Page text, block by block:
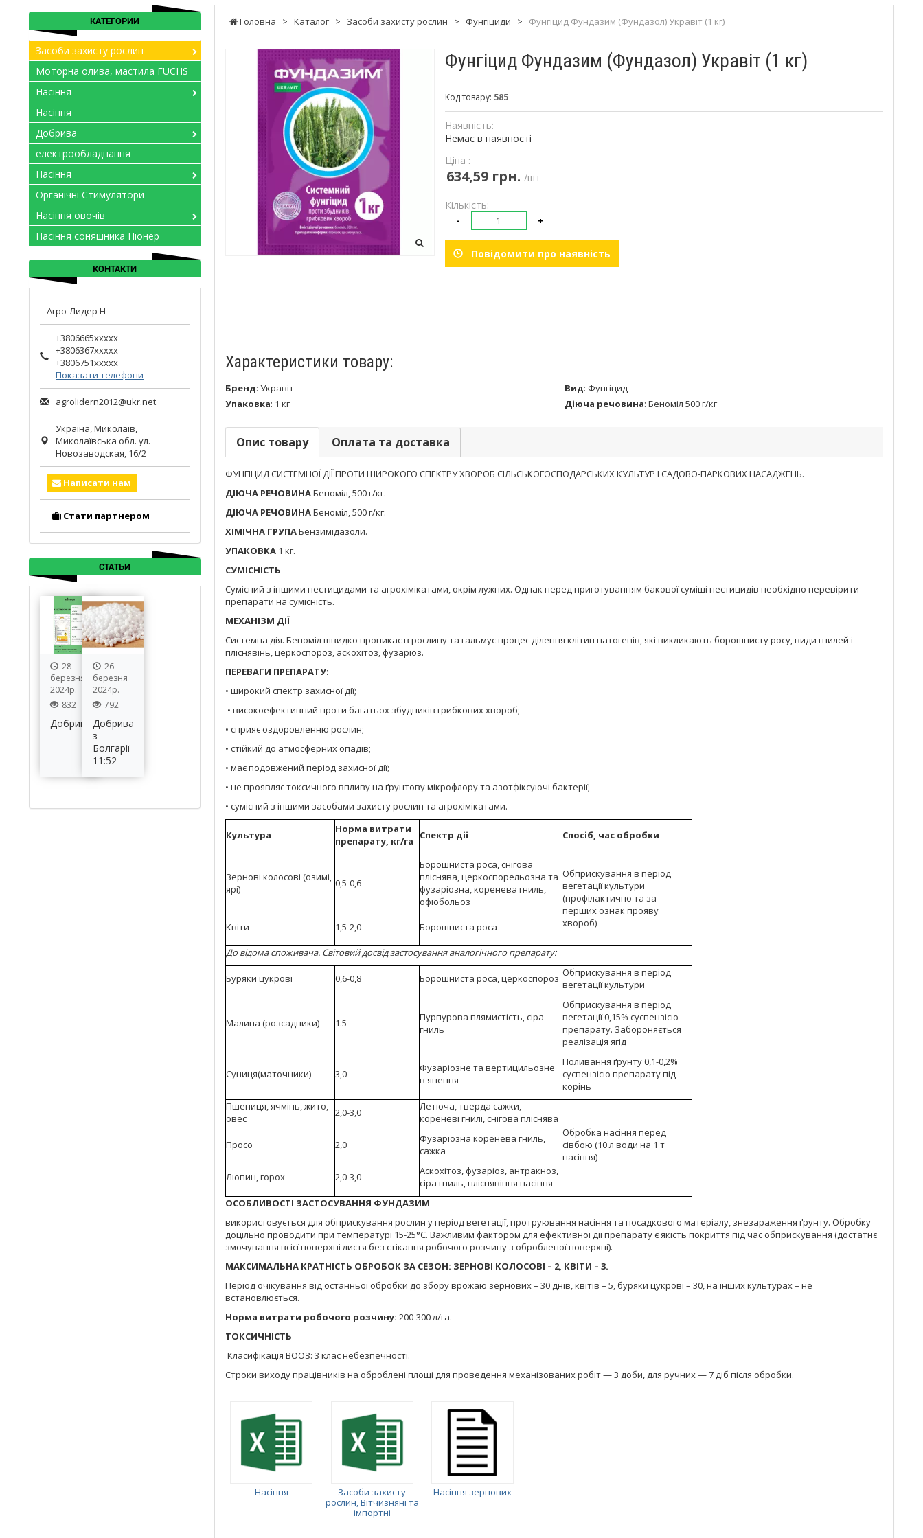
Головна > Каталог > Засоби захисту рослин > Фунгіциди > Фунгіцид Фундазим (Фундазол) Укравіт (1 кг)
Фунгіцид Фундазим (Фундазол) Укравіт (1 кг)
Код товару: 585
Наявність:
Немає в наявності
Ціна :
634,59 грн. /шт
Кількість:
- +
Повідомити про наявність
Характеристики товару:
Бренд: Укравіт Вид: Фунгіцид
Упаковка: 1 кг Діюча речовина: Беноміл 500 г/кг
Опис товару Оплата та доставка
ФУНГІЦИД СИСТЕМНОЇ ДІЇ ПРОТИ ШИРОКОГО СПЕКТРУ ХВОРОБ СІЛЬСЬКОГОСПОДАРСЬКИХ КУЛЬТУР І САДОВО-ПАРКОВИХ НАСАДЖЕНЬ.
ДІЮЧА РЕЧОВИНАБеноміл, 500 г/кг.
ДІЮЧА РЕЧОВИНАБеноміл, 500 г/кг.
ХІМІЧНА ГРУПАБензимідазоли.
УПАКОВКА 1 кг.
СУМІСНІСТЬ
Сумісний з іншими пестицидами та агрохімікатами, окрім лужних. Однак перед приготуванням бакової суміші пестицидів необхідно перевірити
препарати на сумісність.
МЕХАНІЗМ ДІЇ
Системна дія. Беноміл швидко проникає в рослину та гальмує процес ділення клітин патогенів, які викликають борошнисту росу, види гнилей і
пліснявінь, церкоспороз, аскохітоз, фузаріоз.
ПЕРЕВАГИ ПРЕПАРАТУ:
• широкий спектр захисної дії;
• високоефективний проти багатьох збудників грибкових хвороб;
• сприяє оздоровленню рослин;
• стійкий до атмосферних опадів;
• має подовжений період захисної дії;
• не проявляє токсичного впливу на ґрунтову мікрофлору та азотфіксуючі бактерії;
• сумісний з іншими засобами захисту рослин та агрохімікатами.
Культура
Норма витрати
препарату, кг/га
Спектр дії Спосіб, час обробки
Зернові колосові (озимі,
ярі)
0,5-0,6
Борошниста роса, снігова
пліснява, церкоспорельозна та
фузаріозна, коренева гниль,
офіобольоз
Обприскування в період
вегетації культури
(профілактично та за
перших ознак прояву
хвороб)
Квіти 1,5-2,0 Борошниста роса
До відома споживача. Світовий досвід застосування аналогічного препарату:
Буряки цукрові 0,6-0,8 Борошниста роса, церкоспороз Обприскування в період
вегетації культури
Малина (розсадники) 1.5
Пурпурова плямистість, сіра
гниль
Обприскування в період
вегетації 0,15% суспензією
препарату. Забороняється
реалізація ягід
Суниця(маточники) 3,0
Фузаріозне та вертицильозне
в'янення
Поливання ґрунту 0,1-0,2%
суспензією препарату під
корінь
Пшениця, ячмінь, жито,
овес
2,0-3,0
Летюча, тверда сажки,
кореневі гнилі, снігова пліснява
Обробка насіння перед
сівбою (10 л води на 1 т
насіння)
Просо 2,0
Фузаріозна коренева гниль,
сажка
Люпин, горох 2,0-3,0
Аскохітоз, фузаріоз, антракноз,
сіра гниль, пліснявіння насіння
ОСОБЛИВОСТІ ЗАСТОСУВАННЯ ФУНДАЗИМ
використовується для обприскування рослин у період вегетації, протруювання насіння та посадкового матеріалу, знезараження ґрунту. Обробку
доцільно проводити при температурі 15-25°С. Важливим фактором для ефективної дії препарату є якість покриття під час обприскування (достатнє
змочування всієї поверхні листя без стікання робочого розчину з обробленої поверхні).
МАКСИМАЛЬНА КРАТНІСТЬ ОБРОБОК ЗА СЕЗОН: ЗЕРНОВІ КОЛОСОВІ – 2, КВІТИ – 3.
Період очікування від останньої обробки до збору врожаю зернових – 30 днів, квітів – 5, буряки цукрові – 30, на інших культурах – не
встановлюється.
Норма витрати робочого розчину: 200-300 л/га.
ТОКСИЧНІСТЬ
Класифікація ВООЗ: 3 клас небезпечності.
Строки виходу працівників на оброблені площі для проведення механізованих робіт — 3 доби, для ручних — 7 діб після обробки.
Насіння
Засоби захисту
рослин, Вітчизняні та
імпортні
Насіння зернових
КАТЕГОРИИ
Засоби захисту рослин
Моторна олива, мастила FUCHS
Насіння
Насіння
Добрива
електрообладнання
Насіння
Органічні Стимулятори
Насіння овочів
Насіння соняшника Піонер
КОНТАКТИ
Агро-Лидер Н
+3806665xxxxx
+3806367xxxxx
+3806751xxxxx
Показати телефони
agrolidern2012@ukr.net
Україна,Миколаїв,
Миколаївська обл. ул.
Новозаводская, 16/2
Написати нам
Стати партнером
СТАТЬИ
28
березня
2024р.
832
Добрива
26
березня
2024р.
792
Добрива
з
Болгарії
11:52